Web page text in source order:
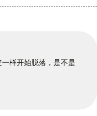
样开始脱落，是不是